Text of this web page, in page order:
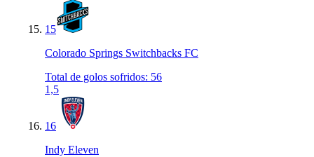
15
Colorado Springs Switchbacks FC
Total de golos sofridos: 56
1,5
16
Indy Eleven